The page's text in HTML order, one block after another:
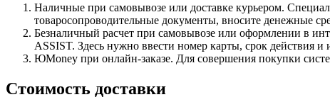
Наличные при самовывозе или доставке курьером.
товаросопроводительные документы, вносите денежные
Безналичный расчет при самовывозе или оформлении в
ASSIST. Здесь нужно ввести номер карты, срок действия и
ЮMoney при онлайн-заказе. Для совершения покупки
Стоимость доставки